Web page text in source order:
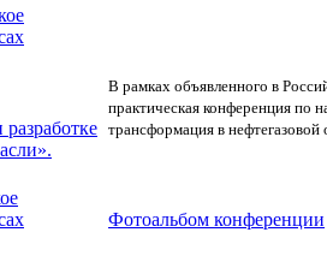
В рамках объявленного в
практическая конференция по
трансформация в
Фотоальбом конференции